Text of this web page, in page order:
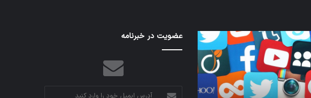
نخستین
کاملا
خودران
اپل
عضویت در خبرنامه
آدرس